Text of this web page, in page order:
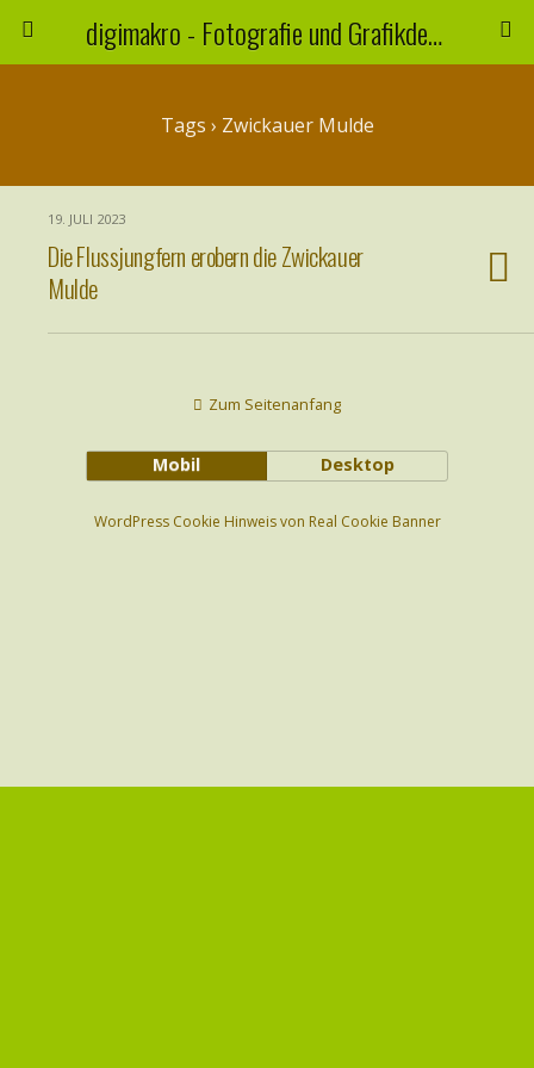
digimakro - Fotografie und Grafikdesign
Tags › Zwickauer Mulde
19. JULI 2023
Die Flussjungfern erobern die Zwickauer
Mulde
Zum Seitenanfang
Mobil Desktop
WordPress Cookie Hinweis von Real Cookie Banner